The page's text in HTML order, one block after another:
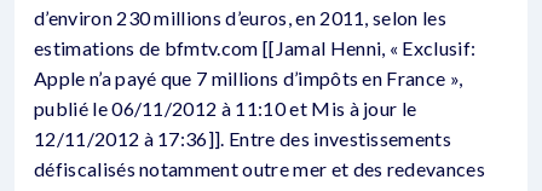
d’environ 230 millions d’euros, en 2011, selon les
estimations de bfmtv.com [[Jamal Henni, « Exclusif:
Apple n’a payé que 7 millions d’impôts en France »,
publié le 06/11/2012 à 11:10 et Mis à jour le
12/11/2012 à 17:36]]. Entre des investissements
défiscalisés notamment outre mer et des redevances